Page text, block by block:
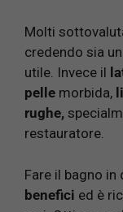
Molti
credendo sia
utile. Invece il
pelle morbida,
rughe,
restauratore.
Fare il bagno
benefici ed è